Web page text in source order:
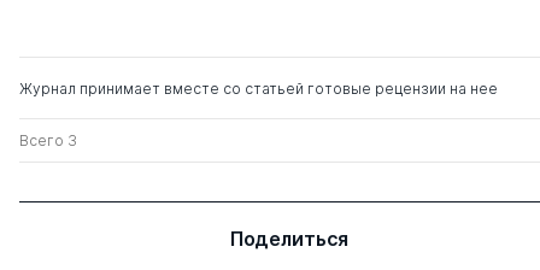
Журнал принимает вместе со статьей готовые рецензии на нее
Всего 3
Поделиться